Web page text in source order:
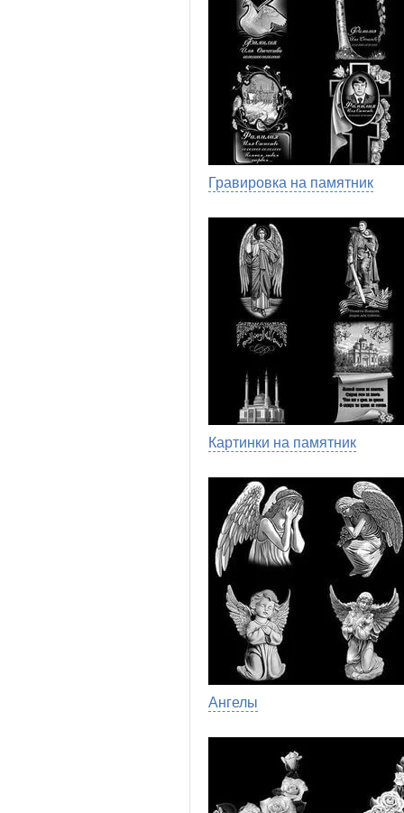
Гравировка на памятник
Картинки на памятник
Ангелы